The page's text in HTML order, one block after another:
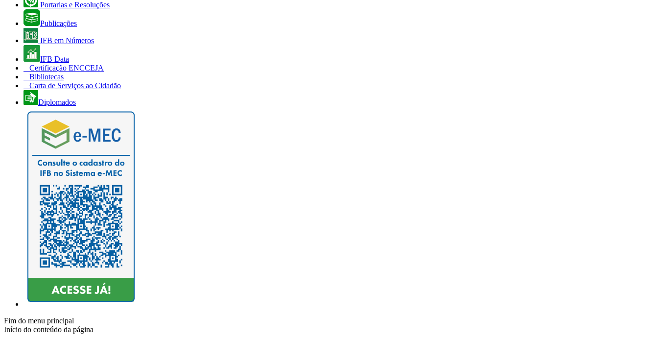
Portarias e Resoluções
Publicações
IFB em Números
IFB Data
Certificação ENCCEJA
Bibliotecas
Carta de Serviços ao Cidadão
Diplomados
Fim do menu principal
Início do conteúdo da página